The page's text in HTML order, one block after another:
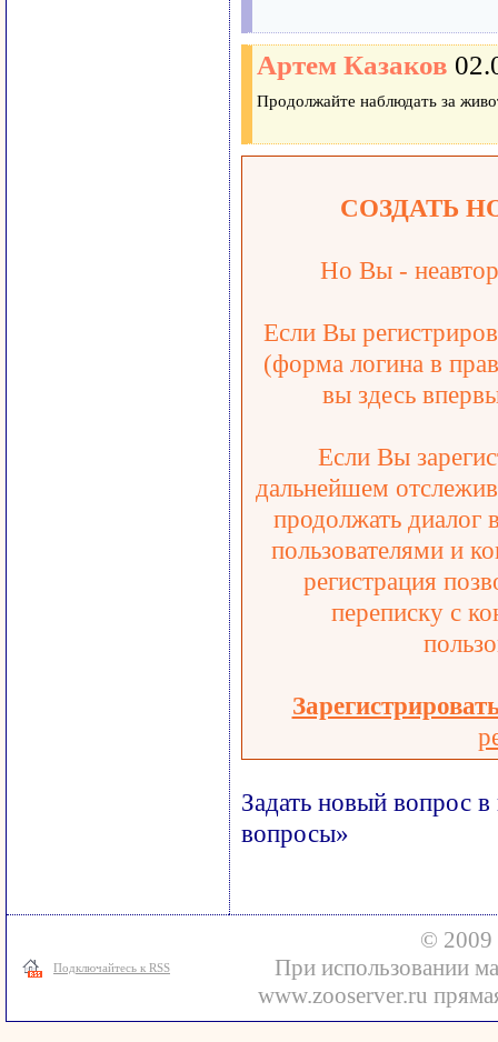
Артем Казаков
Продолжайте наблюдать за
СОЗДАТЬ
Но Вы -
Если Вы
(форма логина в
вы здесь
Если Вы
дальнейшем
продолжать диалог
пользователями и
регистрация
переписку с
Задать новый вопрос
вопросы»
Подключайтесь к RSS
© 2009
При использовании
www.zooserver.ru